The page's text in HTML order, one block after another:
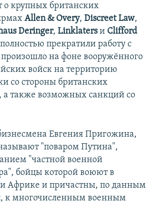
о крупных британских
Allen & Overy, Discreet Law,
Deringer, Linklatersи Clifford
прекратили работу с
на фоне вооружённого
войск на территорию
со стороны британских
а также возможных санкций со
Евгения Пригожина,
"поваром Путина",
"частной военной
бойцы которой воюют в
Африке и причастны, по данным
к многочисленным военным